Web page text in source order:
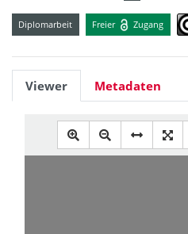
Diplomarbeit Freier Zugang
Viewer Metadaten